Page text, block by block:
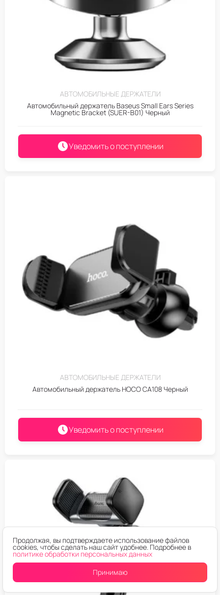
АВТОМОБИЛЬНЫЕ ДЕРЖАТЕЛИ
Автомобильный держатель Baseus Small Ears Series
Magnetic Bracket (SUER-B01) Черный
Уведомить о поступлении
АВТОМОБИЛЬНЫЕ ДЕРЖАТЕЛИ
Автомобильный держатель HOCO CA108 Черный
Уведомить о поступлении
Продолжая, вы подтверждаете использование файлов
cookies, чтобы сделать наш сайт удобнее. Подробнее в
политике обработки персональных данных
Принимаю